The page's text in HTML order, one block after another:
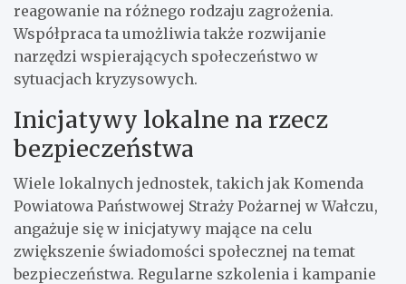
reagowanie na różnego rodzaju zagrożenia.
Współpraca ta umożliwia także rozwijanie
narzędzi wspierających społeczeństwo w
sytuacjach kryzysowych.
Inicjatywy lokalne na rzecz
bezpieczeństwa
Wiele lokalnych jednostek, takich jak Komenda
Powiatowa Państwowej Straży Pożarnej w Wałczu,
angażuje się w inicjatywy mające na celu
zwiększenie świadomości społecznej na temat
bezpieczeństwa. Regularne szkolenia i kampanie